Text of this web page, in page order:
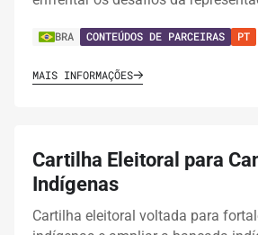
BRA CONTEÚDOS DE PARCEIRAS PT
MAIS INFORMAÇÕES
Cartilha Eleitoral para
Indígenas
Cartilha eleitoral voltada para